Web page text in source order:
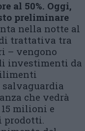
al 50%. Oggi,
preliminare
nella notte al
trattativa tra
– vengono
investimenti da
che vedrà
milioni e
prodotti.